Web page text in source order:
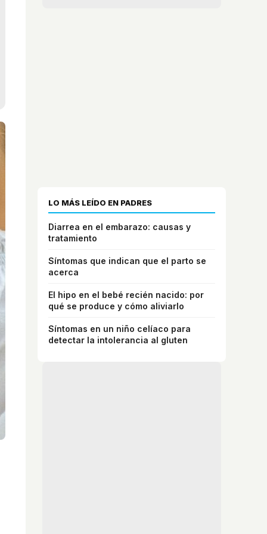
LO MÁS LEÍDO EN PADRES
Diarrea en el embarazo: causas y
tratamiento
Síntomas que indican que el parto se
acerca
El hipo en el bebé recién nacido: por
qué se produce y cómo aliviarlo
Síntomas en un niño celíaco para
detectar la intolerancia al gluten